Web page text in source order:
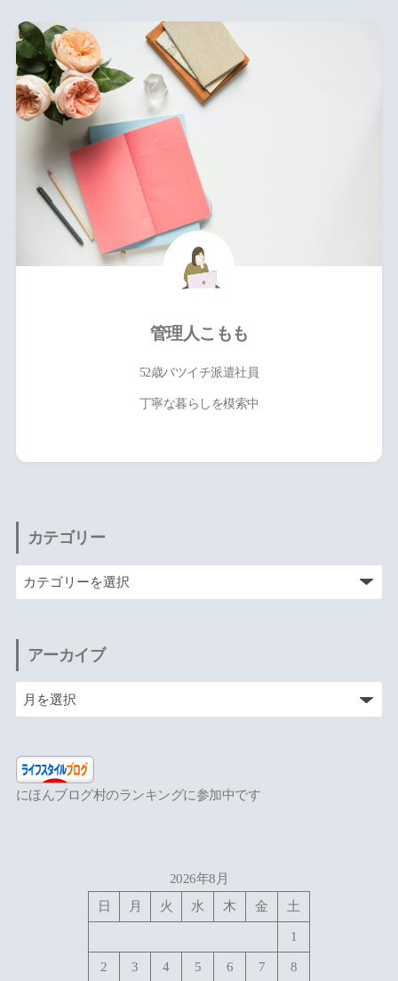
管理人こもも
52歳バツイチ派遣社員
丁寧な暮らしを模索中
カテゴリー
アーカイブ
にほんブログ村のランキングに参加中です
2026年8月
日
月 火 水 木 金 土
1
2 3 4 5 6 7 8